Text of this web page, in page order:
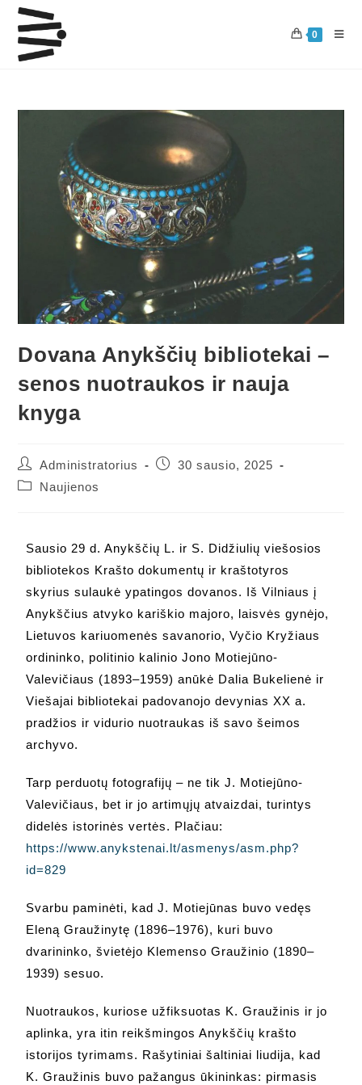
0
Dovana Anykščių bibliotekai –
senos nuotraukos ir nauja
knyga
Administratorius
30 sausio, 2025
Naujienos
Sausio 29 d. Anykščių L. ir S. Didžiulių viešosios
bibliotekos Krašto dokumentų ir kraštotyros
skyrius sulaukė ypatingos dovanos. Iš Vilniaus į
Anykščius atvyko kariškio majoro, laisvės gynėjo,
Lietuvos kariuomenės savanorio, Vyčio Kryžiaus
ordininko, politinio kalinio Jono Motiejūno-
Valevičiaus (1893–1959) anūkė Dalia Bukelienė ir
Viešajai bibliotekai padovanojo devynias XX a.
pradžios ir vidurio nuotraukas iš savo šeimos
archyvo.
Tarp perduotų fotografijų – ne tik J. Motiejūno-
Valevičiaus, bet ir jo artimųjų atvaizdai, turintys
didelės istorinės vertės. Plačiau:
https://www.anykstenai.lt/asmenys/asm.php?
id=829
Svarbu paminėti, kad J. Motiejūnas buvo vedęs
Eleną Graužinytę (1896–1976), kuri buvo
dvarininko, švietėjo Klemenso Graužinio (1890–
1939) sesuo.
Nuotraukos, kuriose užfiksuotas K. Graužinis ir jo
aplinka, yra itin reikšmingos Anykščių krašto
istorijos tyrimams. Rašytiniai šaltiniai liudija, kad
K. Graužinis buvo pažangus ūkininkas: pirmasis